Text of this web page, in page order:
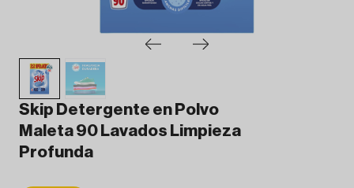
Skip Detergente en Polvo
Maleta 90 Lavados Limpieza
Profunda